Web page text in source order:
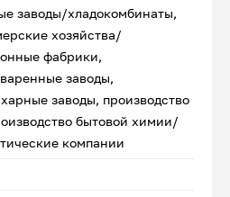
заводы/хладокомбинаты,
хозяйства/
фабрики,
заводы,
заводы, производство
бытовой химии/
компании